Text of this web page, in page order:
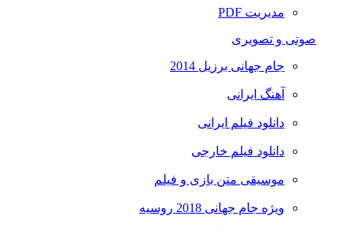
مدیریت PDF
صوتی و تصویری
جام جهانی برزیل 2014
آهنگ ایرانی
دانلود فیلم ایرانی
دانلود فیلم خارجی
موسیقی متن بازی و فیلم
ویژه جام جهانی 2018 روسیه